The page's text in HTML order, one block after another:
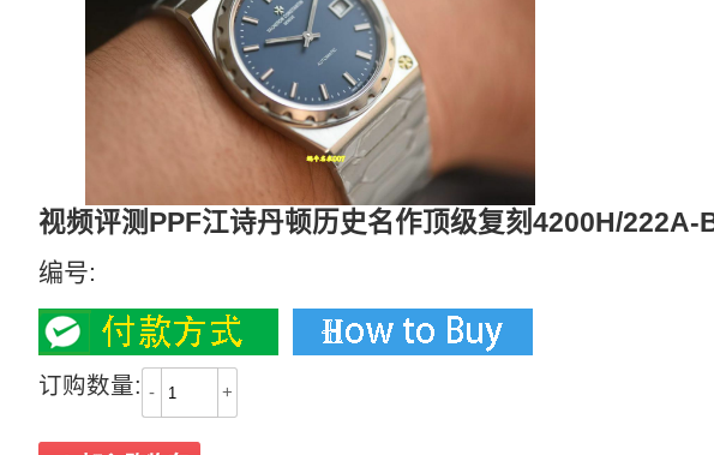
视频评测PPF江诗丹顿历史名作顶级复刻4200H/222A-
编号:
订购数量: - +